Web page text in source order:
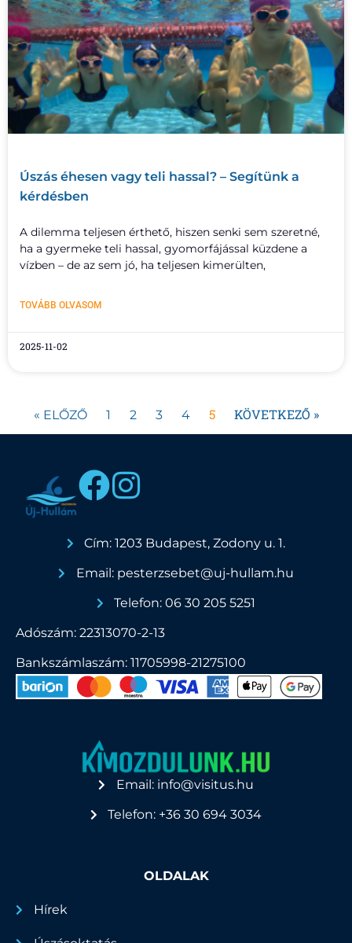
Úszás éhesen vagy teli hassal? – Segítünk a
kérdésben
A dilemma teljesen érthető, hiszen senki sem szeretné,
ha a gyermeke teli hassal, gyomorfájással küzdene a
vízben – de az sem jó, ha teljesen kimerülten,
TOVÁBB OLVASOM
2025-11-02
« ELŐZŐ 1 2 3 4 5 KÖVETKEZŐ »
Cím: 1203 Budapest, Zodony u. 1.
Email: pesterzsebet@uj-hullam.hu
Telefon: 06 30 205 5251
Adószám: 22313070-2-13
Bankszámlaszám: 11705998-21275100
Email: info@visitus.hu
Telefon: +36 30 694 3034
OLDALAK
Hírek